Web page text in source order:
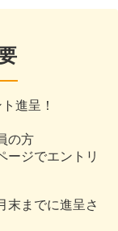
進呈！
の方
ージでエントリ
末までに進呈さ